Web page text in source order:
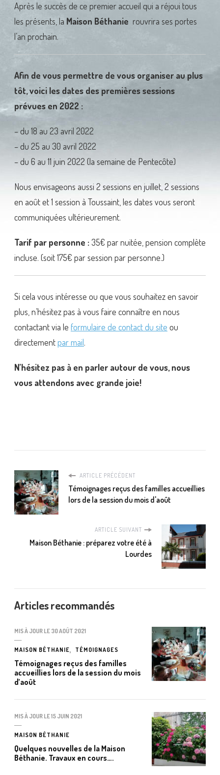
POUR
2022
Après le succès de ce premier accueil qui a réjoui tous
les présents, la Maison Béthanie rouvrira ses portes
l’an prochain.
Afin de vous permettre de vous organiser au plus
tôt, voici les dates des premières sessions
prévues en 2022 :
– du 18 au 23 avril 2022
– du 25 au 30 avril 2022
– du 6 au 11 juin 2022 (la semaine de Pentecôte)
Nous envisageons aussi 2 sessions en juillet, 2 sessions
en août et 1 session à Toussaint, les dates vous seront
communiquées ultérieurement.
Tarif par personne : 35€ par nuitée, pension complète
incluse. (soit 175€ par session par personne.)
Si cela vous intéresse ou que vous souhaitez en savoir
plus, n’hésitez pas à vous faire connaître en nous
contactant via le formulaire de contact du site ou
directementpar mail.
N’hésitez pas à en parler autour de vous, nous
vous attendons avec grande joie!
ARTICLE PRÉCÉDENT
Témoignages reçus des familles accueillies
lors de la session du mois d'août
ARTICLE SUIVANT
Maison Béthanie : préparez votre été à
Lourdes
Articles recommandés
MIS À JOUR LE 30 AOÛT 2021
MAISON BÉTHANIE TÉMOIGNAGES
Témoignages reçus des familles
accueillies lors de la session du mois
d’août
MIS À JOUR LE15 JUIN 2021
MAISON BÉTHANIE
Quelques nouvelles de la Maison
Béthanie. Travaux en cours….